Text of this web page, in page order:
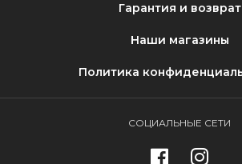
Гарантия и возврат
Наши магазины
Политика
СОЦИАЛЬНЫЕ СЕТИ